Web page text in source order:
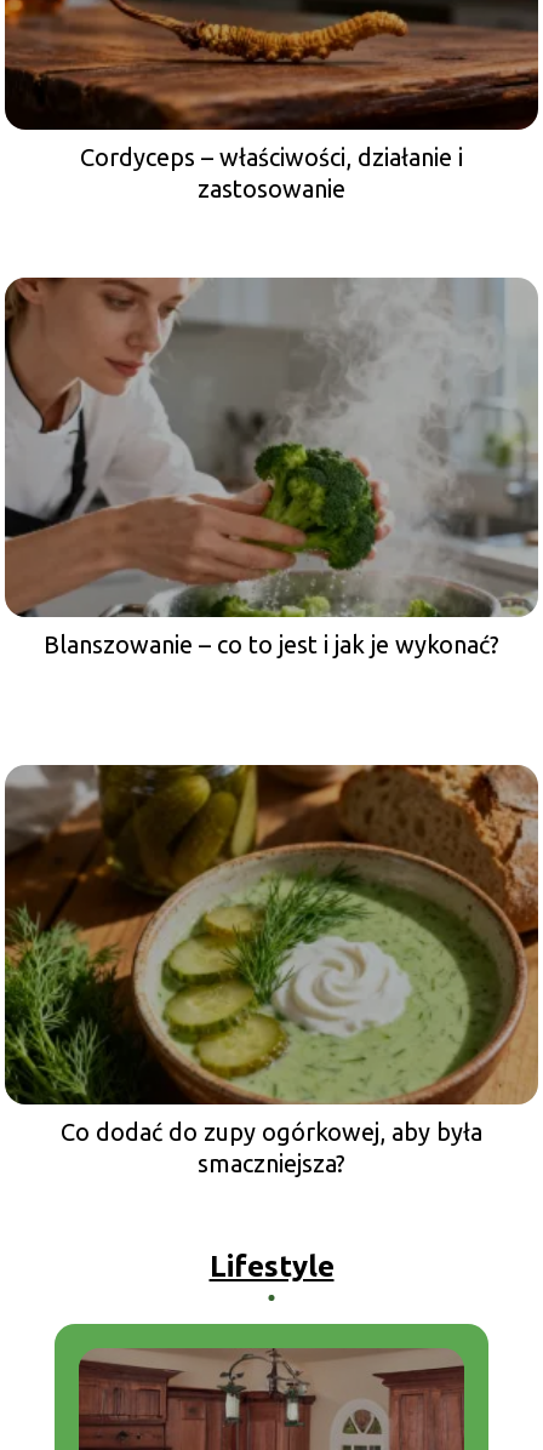
Cordyceps – właściwości, działanie i
zastosowanie
Blanszowanie – co to jest i jak je wykonać?
Co dodać do zupy ogórkowej, aby była
smaczniejsza?
Lifestyle